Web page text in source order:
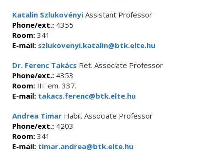
Katalin Szlukovényi Assistant Professor
Phone/ext.: 4355
Room: 341
E-mail: szlukovenyi.katalin@btk.elte.hu
Dr. Ferenc Takács Ret. Associate Professor
Phone/ext.: 4353
Room: III. em. 337.
E-mail: takacs.ferenc@btk.elte.hu
Andrea Timar Habil. Associate Professor
Phone/ext.: 4203
Room: 341
E-mail: timar.andrea@btk.elte.hu